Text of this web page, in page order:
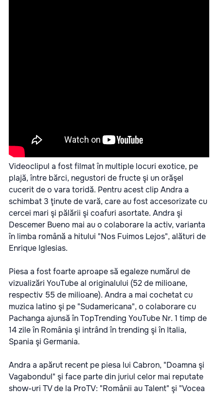
Videoclipul a fost filmat în multiple locuri exotice, pe
plajă, între bărci, negustori de fructe şi un orăşel
cucerit de o vara toridă. Pentru acest clip Andra a
schimbat 3 ţinute de vară, care au fost accesorizate cu
cercei mari şi pălării şi coafuri asortate. Andra şi
Descemer Bueno mai au o colaborare la activ, varianta
în limba română a hitului "Nos Fuimos Lejos", alături de
Enrique Iglesias.
Piesa a fost foarte aproape să egaleze numărul de
vizualizări YouTube al originalului (52 de milioane,
respectiv 55 de milioane). Andra a mai cochetat cu
muzica latino şi pe "Sudamericana", o colaborare cu
Pachanga ajunsă în TopTrending YouTube Nr. 1 timp de
14 zile în România şi intrând în trending şi în Italia,
Spania şi Germania.
Andra a apărut recent pe piesa lui Cabron, "Doamna şi
Vagabondul" şi face parte din juriul celor mai reputate
show-uri TV de la ProTV: "Românii au Talent" şi "Vocea